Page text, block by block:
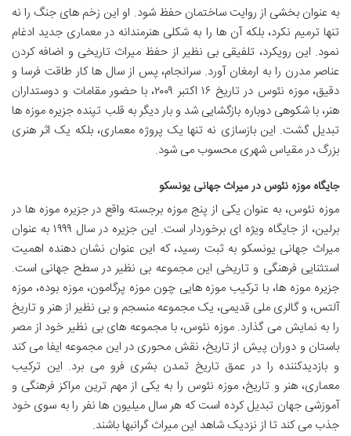
به عنوان بخشی از روایت ساختمان حفظ شود. او این زخم های جنگ را نه
تنها ترمیم نکرد، بلکه آن ها را به شکلی هنرمندانه در معماری جدید ادغام
نمود. این رویکرد، تلفیقی بی نظیر از حفظ میراث تاریخی و اضافه کردن
عناصر مدرن را به ارمغان آورد. سرانجام، پس از سال ها کار طاقت فرسا و
دقیق، موزه نئوس در تاریخ ۱۶ اکتبر ۲۰۰۹، با حضور مقامات و دوستداران
هنر، با شکوهی دوباره بازگشایی شد و بار دیگر به قلب تپنده جزیره موزه ها
تبدیل گشت. این بازسازی نه تنها یک پروژه معماری، بلکه یک اثر هنری
بزرگ در مقیاس شهری محسوب می شود.
جایگاه موزه نئوس در میراث جهانی یونسکو
موزه نئوس، به عنوان یکی از پنج موزه برجسته واقع در جزیره موزه ها در
برلین، از جایگاه ویژه ای برخوردار است. این جزیره در سال ۱۹۹۹ به عنوان
میراث جهانی یونسکو به ثبت رسید، که این عنوان نشان دهنده اهمیت
استثنایی فرهنگی و تاریخی این مجموعه بی نظیر در سطح جهانی است.
جزیره موزه ها، با ترکیب موزه هایی چون موزه پرگامون، موزه بوده، موزه
آلتس، و گالری ملی قدیمی، یک مجموعه منسجم و بی نظیر از هنر و تاریخ
را به نمایش می گذارد. موزه نئوس، با مجموعه های بی نظیر خود از مصر
باستان و دوران پیش از تاریخ، نقش محوری در این مجموعه ایفا می کند
و بازدیدکننده را در عمق تاریخ تمدن بشری فرو می برد. این ترکیب
معماری، هنر و تاریخ، موزه نئوس را به یکی از مهم ترین مراکز فرهنگی و
آموزشی جهان تبدیل کرده است که هر سال میلیون ها نفر را به سوی خود
جذب می کند تا از نزدیک شاهد این میراث گرانبها باشند.